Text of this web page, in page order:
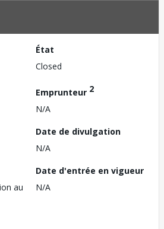
État
Closed
Emprunteur 2
N/A
Date de divulgation
N/A
au
Date d'entrée en vigueur
N/A